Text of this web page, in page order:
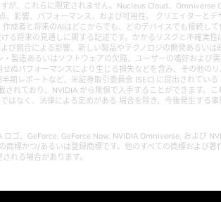
が、これらに限定されません。Nucleus Cloud、Omniverse
影響、パフォーマンス、および可用性。 クリエイターとデ
成者と将来のAIはどこからでも、どのデバイスでも接続し
る将来の見通しに関する記述です。かかるリスクと不確実性
び競合による影響、新しい製品やテクノロジの開発あるいは
製造あるいはソフトウェアの欠陥、ユーザーの嗜好および
ぬパフォーマンスにより生じる損失などを含み、その他の
期レポートなど、米証券取引委員会 (SEC) に提出されてい
れており、NVIDIA から無償で入手することができます。
はなく、法律による定めがある 場合を除き、今後発生する
、GeForce, GeForce Now, NVIDIA Omniverse, および
標かつ/あるいは登録商標です。他のすべての商標および著
れる場合があります。